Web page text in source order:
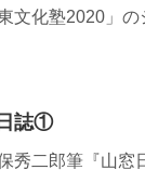
化塾2020」の
誌①
二郎筆『山窓